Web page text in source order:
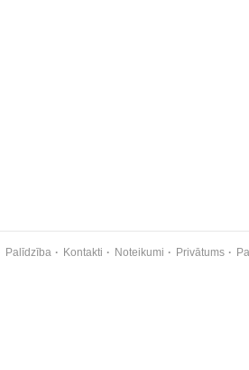
Palīdzība Kontakti Noteikumi Privātums